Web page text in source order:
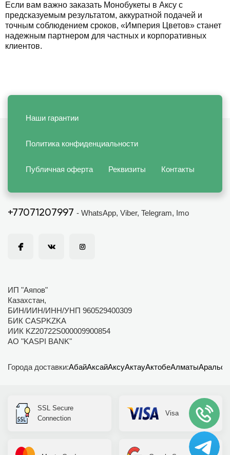
Если вам важно заказать Монобукеты в Аксу с
предсказуемым результатом, аккуратной подачей и
точным соблюдением сроков, «Империя Цветов» станет
надежным партнером для частных и корпоративных
клиентов.
Наши гарантии
Политика конфиденциальности
Публичная оферта Реквизиты Контакты
+77071207997 - WhatsApp, Viber, Telegram, Imo
ИП "Аяпов"
Казахстан,
БИН/ИИН/ИНН/УНП 960529400309
БИК CASPKZKA
ИИК KZ20722S000009900854
АО "KASPI BANK"
Города доставки:АбайАксайАксуАктауАктобеАлматыАральск
SSL Secure
Connection
Visa